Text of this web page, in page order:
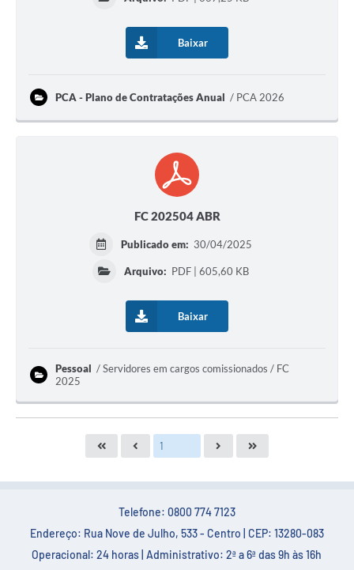
Baixar
PCA - Plano de Contratações Anual PCA 2026
FC 202504 ABR
Publicado em: 30/04/2025
Arquivo: PDF | 605,60 KB
Baixar
Pessoal
Servidores em cargos comissionados / FC
2025
Telefone: 0800 774 7123
Endereço: Rua Nove de Julho, 533 - Centro | CEP: 13280-083
Operacional: 24 horas | Administrativo: 2ª a 6ª das 9h às 16h